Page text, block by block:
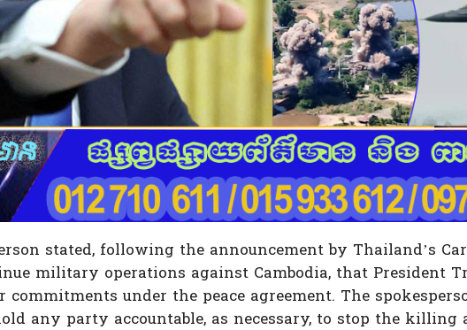
stated, following the announcement by Thailand’s
military operations against Cambodia, that President
under the peace agreement. The
any party accountable, as necessary, to stop the killing